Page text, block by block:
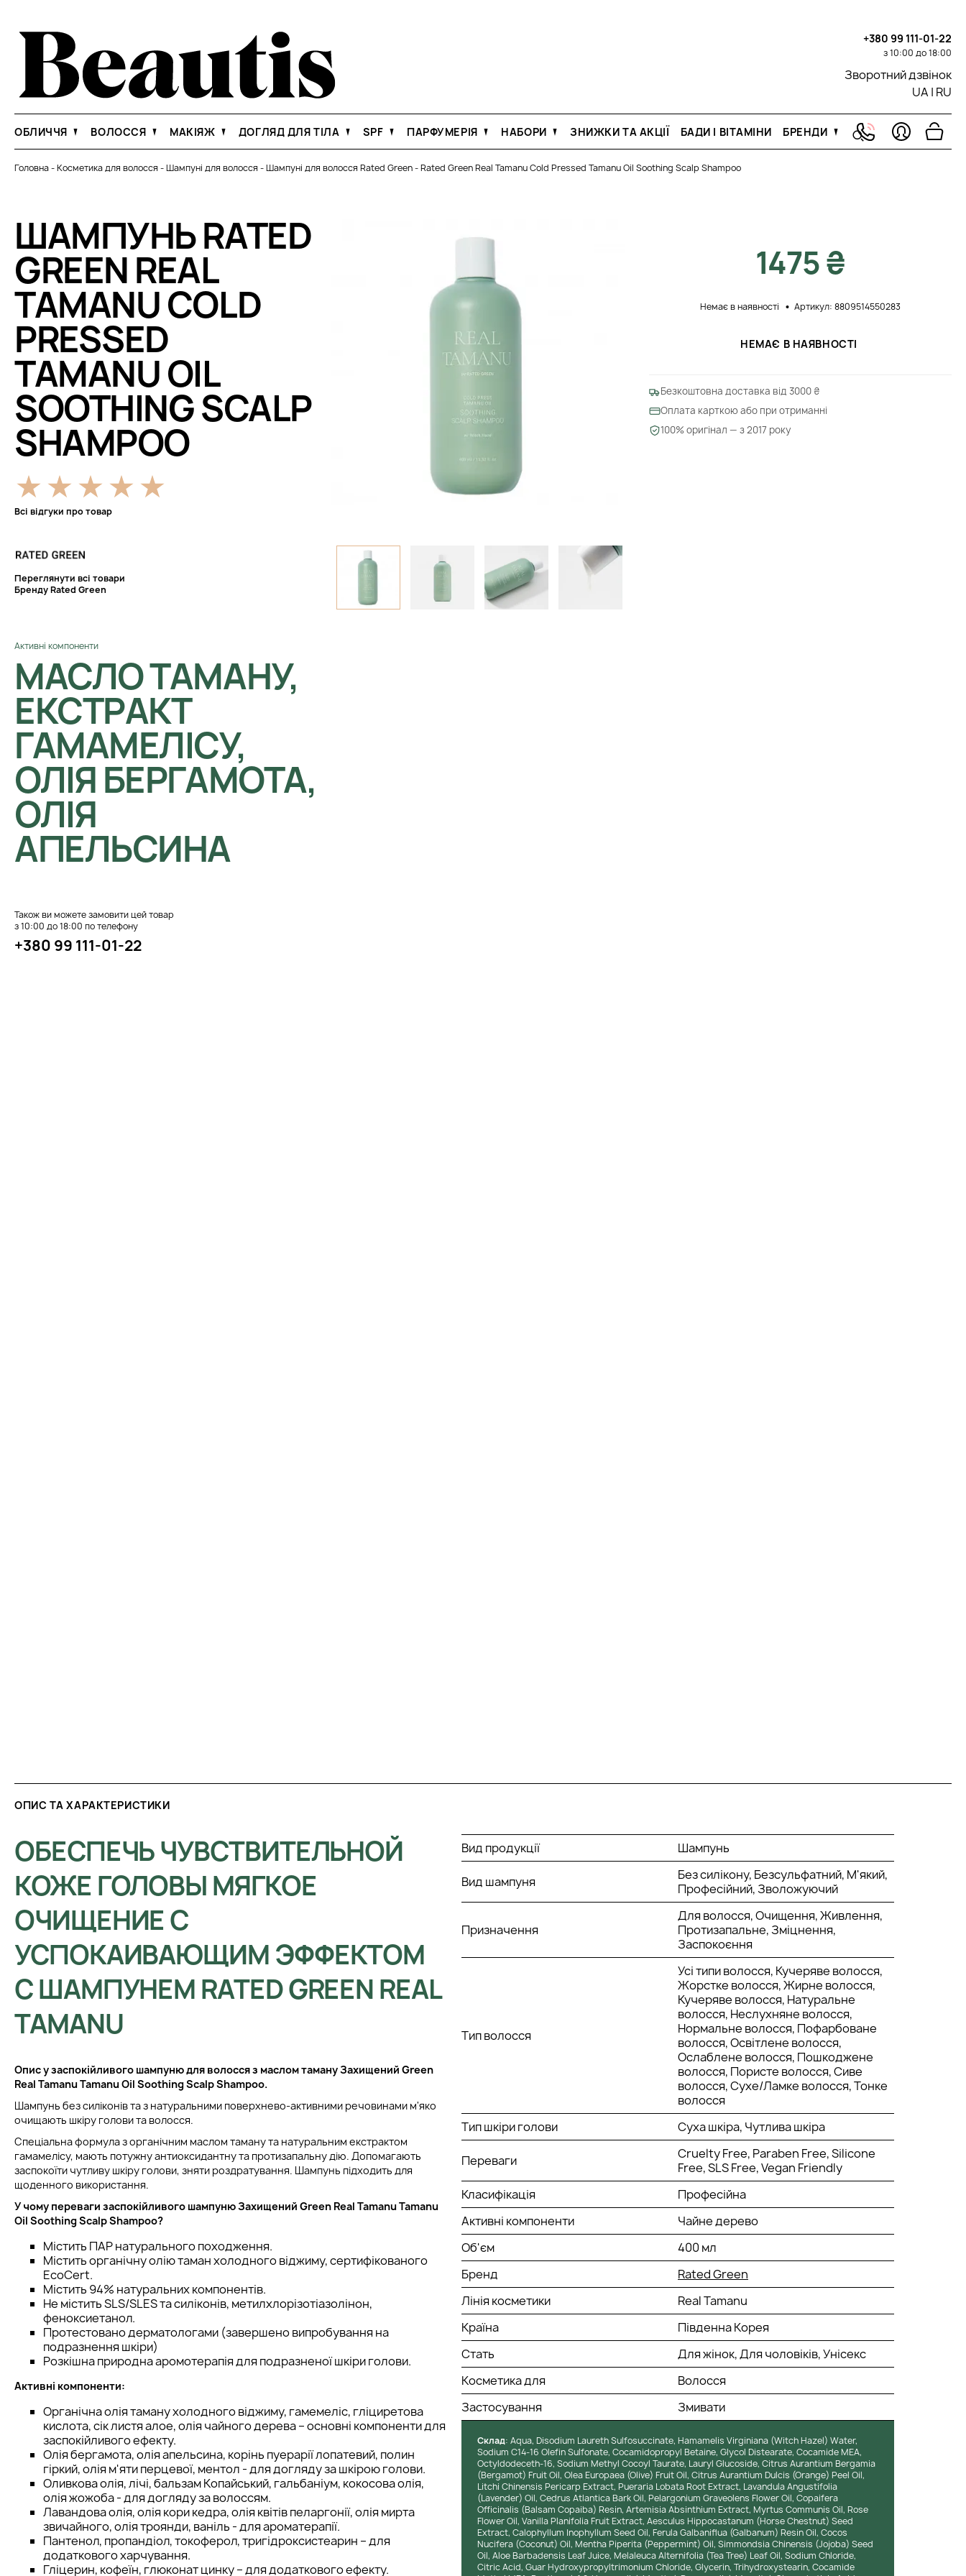
+380 99 111-01-22
з 10:00 до 18:00
Зворотний дзвінок
UA | RU
ОБЛИЧЧЯ ВОЛОССЯ МАКІЯЖ ДОГЛЯД ДЛЯ ТІЛА SPF ПАРФУМЕРІЯ НАБОРИ ЗНИЖКИ ТА АКЦІЇ БАДИ І ВІТАМІНИ БРЕНДИ
Головна-Косметика для волосся -Шампуні для волосся -Шампуні для волосся Rated Green-Rated Green Real Tamanu Cold Pressed Tamanu Oil Soothing Scalp Shampoo
ШАМПУНЬ RATED
GREEN REAL
TAMANU COLD
PRESSED
TAMANU OIL
SOOTHING SCALP
SHAMPOO
Всі відгуки про товар
Переглянути всі товари
Бренду Rated Green
Активні компоненти
МАСЛО ТАМАНУ,
ЕКСТРАКТ
ГАМАМЕЛІСУ,
ОЛІЯ БЕРГАМОТА,
ОЛІЯ
АПЕЛЬСИНА
Також ви можете замовити цей товар
з 10:00 до 18:00 по телефону
+380 99 111-01-22
1475 ₴
Немає в наявності Артикул: 8809514550283
НЕМАЄ В НАЯВНОСТІ
Безкоштовна доставка від 3000 ₴
Оплата карткою або при отриманні
100% оригінал — з 2017 року
ОПИС ТА ХАРАКТЕРИСТИКИ
ОБЕСПЕЧЬ ЧУВСТВИТЕЛЬНОЙ
КОЖЕ ГОЛОВЫ МЯГКОЕ
ОЧИЩЕНИЕ С
УСПОКАИВАЮЩИМ ЭФФЕКТОМ
С ШАМПУНЕМ RATED GREEN REAL
TAMANU
Опис узаспокійливого шампуню для волосся з маслом тамануЗахищений Green
Real Tamanu Tamanu Oil Soothing Scalp Shampoo.
Шампунь без силіконів та з натуральними поверхнево-активними речовинами м'яко
очищають шкіру голови та волосся.
Спеціальна формула з органічним маслом таману та натуральним екстрактом
гамамелісу, мають потужну антиоксидантну та протизапальну дію. Допомагають
заспокоїти чутливу шкіру голови, зняти роздратування. Шампунь підходить для
щоденного використання.
У чому переваги заспокійливого шампунюЗахищений Green Real Tamanu Tamanu
Oil Soothing Scalp Shampoo?
Містить ПАР натурального походження.
Містить органічну олію таман холодного віджиму, сертифікованого
EcoCert.
Містить 94% натуральних компонентів.
Не містить SLS/SLES та силіконів, метилхлорізотіазолінон,
феноксиетанол.
Протестовано дерматологами (завершено випробування на
подразнення шкіри)
Розкішна природна аромотерапія для подразненої шкіри голови.
Активні компоненти:
Органічна олія таману холодного віджиму, гамемеліс, гліциретова
кислота, сік листя алое, олія чайного дерева – основні компоненти для
заспокійливого ефекту.
Олія бергамота, олія апельсина, корінь пуерарії лопатевий, полин
гіркий, олія м'яти перцевої, ментол - для догляду за шкірою голови.
Оливкова олія, лічі, бальзам Копайський, гальбаніум, кокосова олія,
олія жожоба - для догляду за волоссям.
Лавандова олія, олія кори кедра, олія квітів пеларгонії, олія мирта
звичайного, олія троянди, ваніль - для ароматерапії.
Пантенол, пропандіол, токоферол, тригідроксистеарин – для
додаткового харчування.
Гліцерин, кофеїн, глюконат цинку – для додаткового ефекту.
Вид продукції Шампунь
Вид шампуня
Без силікону, Безсульфатний, М'який,
Професійний, Зволожуючий
Призначення
Для волосся, Очищення, Живлення,
Протизапальне, Зміцнення,
Заспокоєння
Тип волосся
Усі типи волосся, Кучеряве волосся,
Жорстке волосся, Жирне волосся,
Кучеряве волосся, Натуральне
волосся, Неслухняне волосся,
Нормальне волосся, Пофарбоване
волосся, Освітлене волосся,
Ослаблене волосся, Пошкоджене
волосся, Пористе волосся, Сиве
волосся, Сухе/Ламке волосся, Тонке
волосся
Тип шкіри голови
Суха шкіра, Чутлива шкіра
Переваги
Cruelty Free, Paraben Free, Silicone
Free, SLS Free, Vegan Friendly
Класифікація
Професійна
Активні компоненти
Чайне дерево
Об'єм
400 мл
Бренд
Rated Green
Лінія косметики
Real Tamanu
Країна
Південна Корея
Стать
Для жінок, Для чоловіків, Унісекс
Косметика для
Волосся
Застосування
Змивати
Cклад: Aqua, Disodium Laureth Sulfosuccinate, Hamamelis Virginiana (Witch Hazel) Water,
Sodium C14-16 Olefin Sulfonate, Cocamidopropyl Betaine, Glycol Distearate, Cocamide MEA,
Octyldodeceth-16, Sodium Methyl Cocoyl Taurate, Lauryl Glucoside, Citrus Aurantium Bergamia
(Bergamot) Fruit Oil, Olea Europaea (Olive) Fruit Oil, Citrus Aurantium Dulcis (Orange) Peel Oil,
Litchi Chinensis Pericarp Extract, Pueraria Lobata Root Extract, Lavandula Angustifolia
(Lavender) Oil, Cedrus Atlantica Bark Oil, Pelargonium Graveolens Flower Oil, Copaifera
Officinalis (Balsam Copaiba) Resin, Artemisia Absinthium Extract, Myrtus Communis Oil, Rose
Flower Oil, Vanilla Planifolia Fruit Extract, Aesculus Hippocastanum (Horse Chestnut) Seed
Extract, Calophyllum Inophyllum Seed Oil, Ferula Galbaniflua (Galbanum) Resin Oil, Cocos
Nucifera (Coconut) Oil, Mentha Piperita (Peppermint) Oil, Simmondsia Chinensis (Jojoba) Seed
Oil, Aloe Barbadensis Leaf Juice, Melaleuca Alternifolia (Tea Tree) Leaf Oil, Sodium Chloride,
Citric Acid, Guar Hydroxypropyltrimonium Chloride, Glycerin, Trihydroxystearin, Cocamide